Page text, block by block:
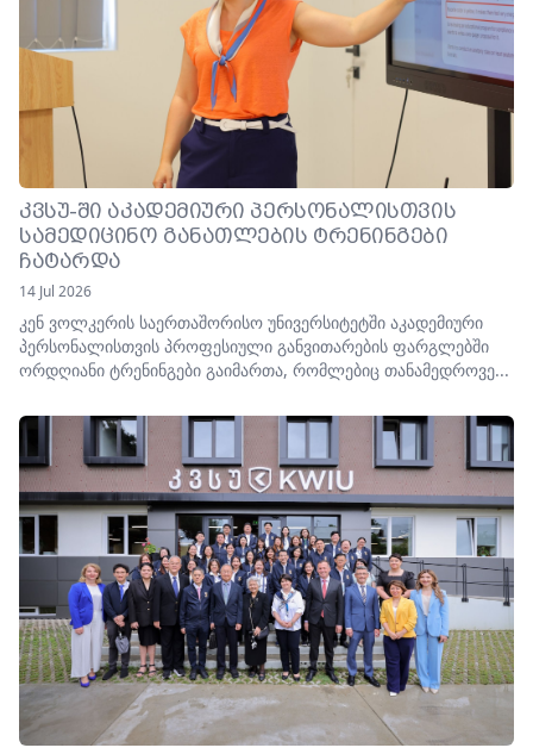
ᲙᲕᲡᲣ-ᲨᲘ ᲐᲙᲐᲓᲔᲛᲘᲣᲠᲘ ᲞᲔᲠᲡᲝᲜᲐᲚᲘᲡᲗᲕᲘᲡ
ᲡᲐᲛᲔᲓᲘᲪᲘᲜᲝ ᲒᲐᲜᲐᲗᲚᲔᲑᲘᲡ ᲢᲠᲔᲜᲘᲜᲒᲔᲑᲘ
ᲩᲐᲢᲐᲠᲓᲐ
14 Jul 2026
კენ ვოლკერის საერთაშორისო უნივერსიტეტში აკადემიური
პერსონალისთვის პროფესიული განვითარების ფარგლებში
ორდღიანი ტრენინგები გაიმართა, რომლებიც თანამედროვე...